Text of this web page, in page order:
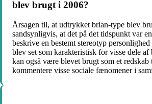
blev brugt i 2006?
Årsagen til, at udtrykket brian-type blev
sandsynligvis, at det på det tidspunkt var
beskrive en bestemt stereotyp
blev set som karakteristisk for visse dele
kan også være blevet brugt som et
kommentere visse sociale fænomener i